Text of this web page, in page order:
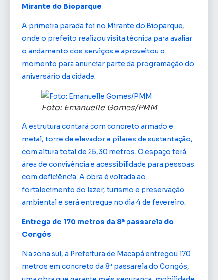
Mirante do Bioparque
A primeira parada foi no Mirante do Bioparque,
onde o prefeito realizou visita técnica para avaliar
o andamento dos serviços e aproveitou o
momento para anunciar parte da programação do
aniversário da cidade.
Foto: Emanuelle Gomes/PMM
A estrutura contará com concreto armado e
metal, torre de elevador e pilares de sustentação,
com altura total de 25,30 metros. O espaço terá
área de convivência e acessibilidade para pessoas
com deficiência. A obra é voltada ao
fortalecimento do lazer, turismo e preservação
ambiental e será entregue no dia 4 de fevereiro.
Entrega de 170 metros da 8ª passarela do
Congós
Na zona sul, a Prefeitura de Macapá entregou 170
metros em concreto da 8ª passarela do Congós,